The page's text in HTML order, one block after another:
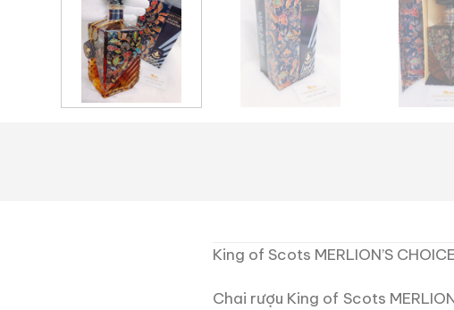
King of Scots MERLION’S
Chai rượu King of Scots